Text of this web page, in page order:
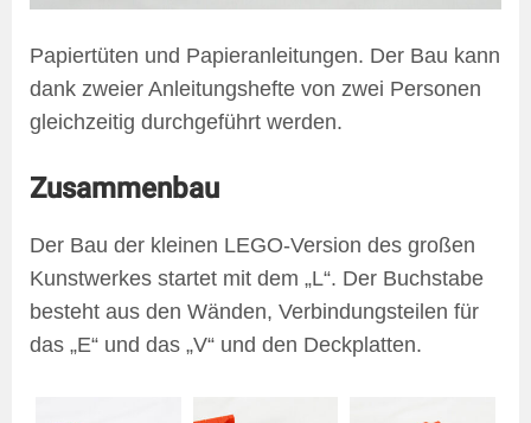
Papiertüten und Papieranleitungen. Der Bau kann
dank zweier Anleitungshefte von zwei Personen
gleichzeitig durchgeführt werden.
Zusammenbau
Der Bau der kleinen LEGO-Version des großen
Kunstwerkes startet mit dem „L“. Der Buchstabe
besteht aus den Wänden, Verbindungsteilen für
das „E“ und das „V“ und den Deckplatten.